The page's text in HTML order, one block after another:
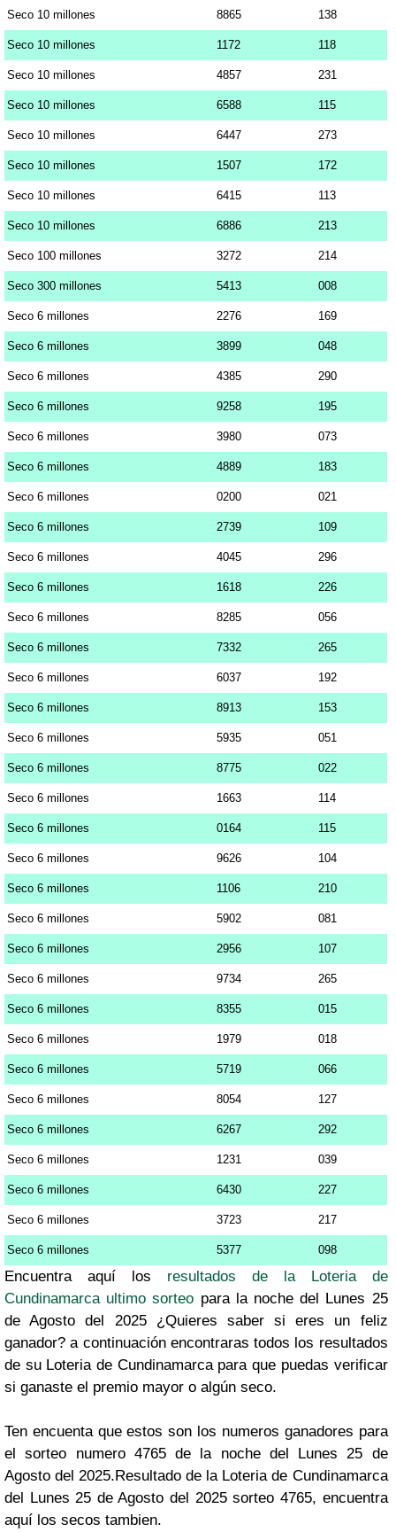
Seco 10 millones 8865 138
Seco 10 millones 1172 118
Seco 10 millones 4857 231
Seco 10 millones 6588 115
Seco 10 millones 6447 273
Seco 10 millones 1507 172
Seco 10 millones 6415 113
Seco 10 millones 6886 213
Seco 100 millones 3272 214
Seco 300 millones 5413 008
Seco 6 millones 2276 169
Seco 6 millones 3899 048
Seco 6 millones 4385 290
Seco 6 millones 9258 195
Seco 6 millones 3980 073
Seco 6 millones 4889 183
Seco 6 millones 0200 021
Seco 6 millones 2739 109
Seco 6 millones 4045 296
Seco 6 millones 1618 226
Seco 6 millones 8285 056
Seco 6 millones 7332 265
Seco 6 millones 6037 192
Seco 6 millones 8913 153
Seco 6 millones 5935 051
Seco 6 millones 8775 022
Seco 6 millones 1663 114
Seco 6 millones 0164 115
Seco 6 millones 9626 104
Seco 6 millones 1106 210
Seco 6 millones 5902 081
Seco 6 millones 2956 107
Seco 6 millones 9734 265
Seco 6 millones 8355 015
Seco 6 millones 1979 018
Seco 6 millones 5719 066
Seco 6 millones 8054 127
Seco 6 millones 6267 292
Seco 6 millones 1231 039
Seco 6 millones 6430 227
Seco 6 millones 3723 217
Seco 6 millones 5377 098
Encuentra aquí los resultados de la Loteria de
Cundinamarca ultimo sorteo para la noche del Lunes 25
de Agosto del 2025 ¿Quieres saber si eres un feliz
ganador? a continuación encontraras todos los resultados
de su Loteria de Cundinamarca para que puedas verificar
si ganaste el premio mayor o algún seco.
Ten encuenta que estos son los numeros ganadores para
el sorteo numero 4765 de la noche del Lunes 25 de
Agosto del 2025.Resultado de la Loteria de Cundinamarca
del Lunes 25 de Agosto del 2025 sorteo 4765, encuentra
aquí los secos tambien.